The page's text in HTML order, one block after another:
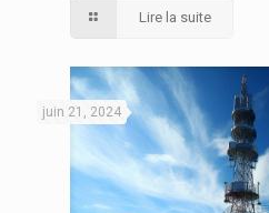
Lire la suite
juin 21, 2024